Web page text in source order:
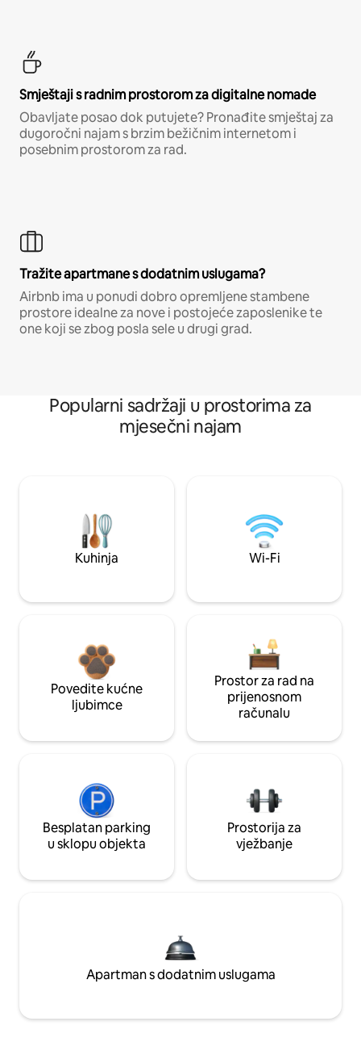
Smještaji s radnim prostorom za digitalne nomade
Obavljate posao dok putujete? Pronađite smještaj za
dugoročni najam s brzim bežičnim internetom i
posebnim prostorom za rad.
Tražite apartmane s dodatnim uslugama?
Airbnb ima u ponudi dobro opremljene stambene
prostore idealne za nove i postojeće zaposlenike te
one koji se zbog posla sele u drugi grad.
Popularni sadržaji u prostorima za
mjesečni najam
Kuhinja Wi-Fi
Povedite kućne
ljubimce
Prostor za rad na
prijenosnom
računalu
Besplatan parking
u sklopu objekta
Prostorija za
vježbanje
Apartman s dodatnim uslugama